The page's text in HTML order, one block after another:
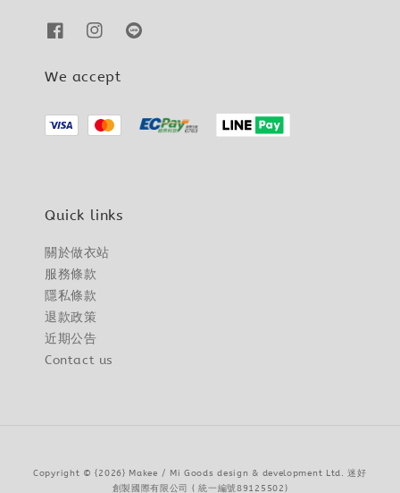
We accept
Quick links
關於做衣站
服務條款
隱私條款
退款政策
近期公告
Contact us
Copyright © {2026} Makee / Mi Goods design & development Ltd. 迷好
創製國際有限公司 ( 統一編號89125502)